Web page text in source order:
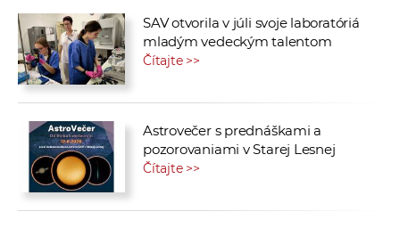
SAV otvorila v júli svoje laboratóriá
mladým vedeckým talentom
Čítajte >>
Astrovečer s prednáškami a
pozorovaniami v Starej Lesnej
Čítajte >>